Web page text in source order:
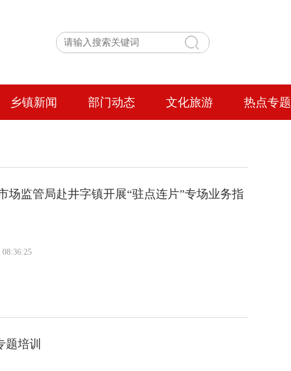
乡镇新闻 部门动态 文化旅游 热点专题
监管局赴井字镇开展“驻点连片”专场业务指
题培训